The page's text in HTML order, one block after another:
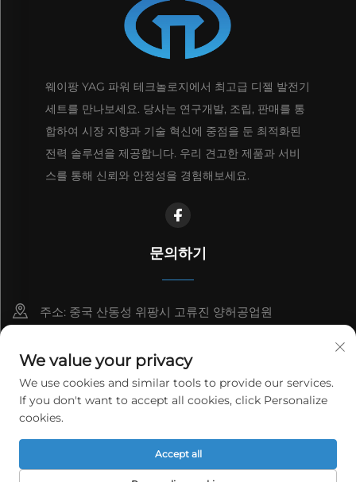
웨이팡 YAG 파워 테크놀로지에서 최고급 디젤 발전기
세트를 만나보세요. 당사는 연구개발, 조립, 판매를 통
합하여 시장 지향과 기술 혁신에 중점을 둔 최적화된
전력 솔루션을 제공합니다. 우리 견고한 제품과 서비
스를 통해 신뢰와 안정성을 경험해보세요.
문의하기
주소: 중국 산동성 위팡시 고류진 양허공업원
[email protected]
Copyright © 2026 WeiFang Yag Power Technology Co.,Ltd.
개인정보 보호정책
We value your privacy
We use cookies and similar tools to provide our services.
If you don't want to accept all cookies, click Personalize
cookies.
Accept all